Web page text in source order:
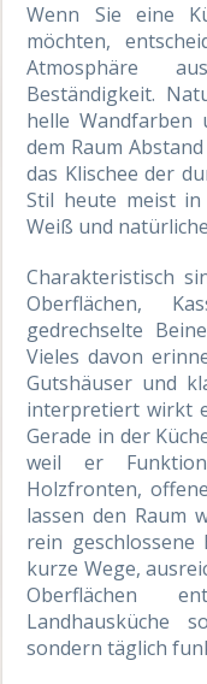
Wenn Sie eine
möchten,
Atmosphäre
Beständigkeit.
helle Wandfarben
dem Raum
das Klischee der
Stil heute meist
Weiß und
Charakteristisch
Oberflächen,
gedrechselte
Vieles davon
Gutshäuser und
interpretiert wirkt
Gerade in der
weil er
Holzfronten,
lassen den Raum
rein geschlossene
kurze Wege,
Oberflächen
Landhausküche
sondern täglich